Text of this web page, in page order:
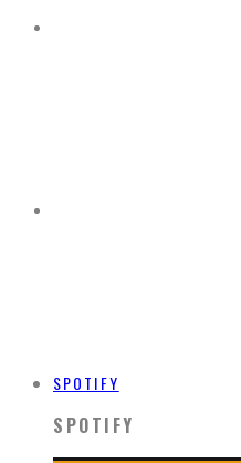
SPOTIFY
SPOTIFY